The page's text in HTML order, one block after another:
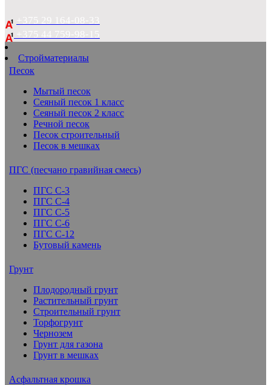
+375 29 164-08-33
+375 44 759-98-15
Стройматериалы
Песок
Мытый песок
Сеяный песок 1 класс
Сеяный песок 2 класс
Речной песок
Песок строительный
Песок в мешках
ПГС (песчано гравийная смесь)
ПГС С-3
ПГС С-4
ПГС С-5
ПГС С-6
ПГС С-12
Бутовый камень
Грунт
Плодородный грунт
Растительный грунт
Строительный грунт
Торфогрунт
Чернозем
Грунт для газона
Грунт в мешках
Асфальтная крошка